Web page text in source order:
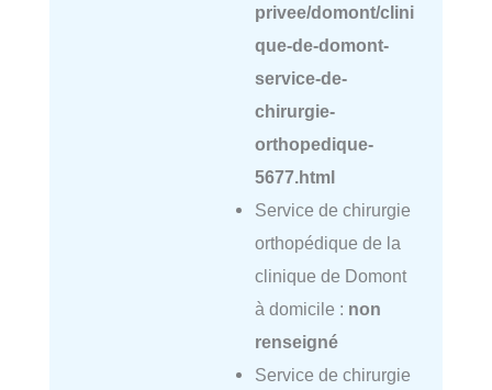
privee/domont/clini
que-de-domont-
service-de-
chirurgie-
orthopedique-
5677.html
Service de chirurgie
orthopédique de la
clinique de Domont
à domicile : non
renseigné
Service de chirurgie